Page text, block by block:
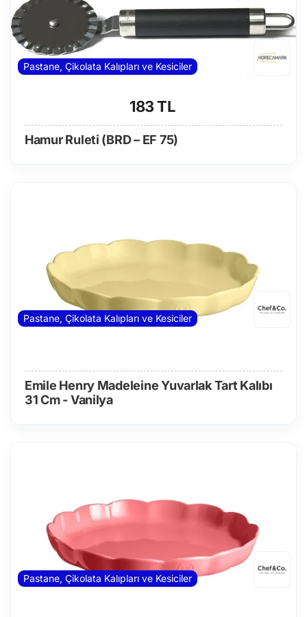
Pastane, Çikolata Kalıpları ve Kesiciler
183 TL
Hamur Ruleti (BRD – EF 75)
Pastane, Çikolata Kalıpları ve Kesiciler
Emile Henry Madeleine Yuvarlak Tart Kalıbı
31 Cm - Vanilya
Pastane, Çikolata Kalıpları ve Kesiciler